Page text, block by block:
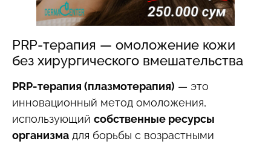
PRP-терапия — омоложение кожи
без хирургического вмешательства
PRP-терапия (плазмотерапия) — это
инновационный метод омоложения,
использующий собственные ресурсы
организма для борьбы с возрастными